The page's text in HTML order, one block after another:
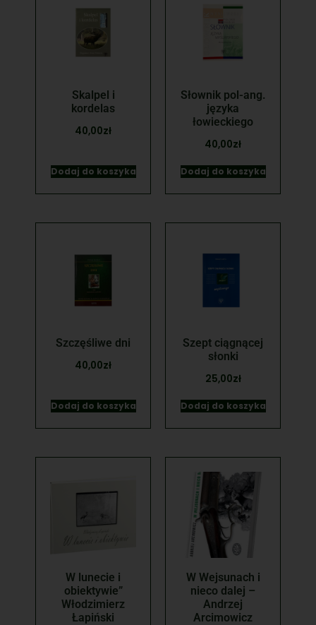
Skalpel i
kordelas
40,00zł
Dodaj do koszyka
Słownik pol-ang.
języka
łowieckiego
40,00zł
Dodaj do koszyka
Szczęśliwe dni
40,00zł
Dodaj do koszyka
Szept ciągnącej
słonki
25,00zł
Dodaj do koszyka
W lunecie i
obiektywie”
Włodzimierz
Łapiński
W Wejsunach i
nieco dalej –
Andrzej
Arcimowicz